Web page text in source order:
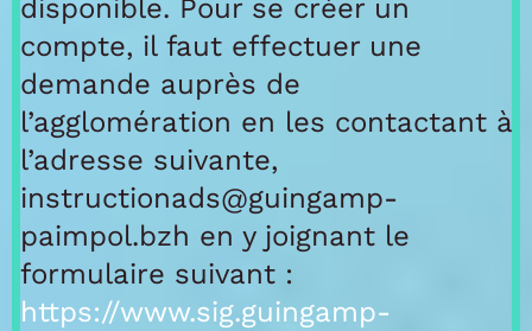
disponible. Pour se créer un
compte, il faut effectuer une
demande auprès de
l’agglomération en les contactant à
l’adresse suivante,
instructionads@guingamp-
paimpol.bzh en y joignant le
formulaire suivant :
https://www.sig.guingamp-